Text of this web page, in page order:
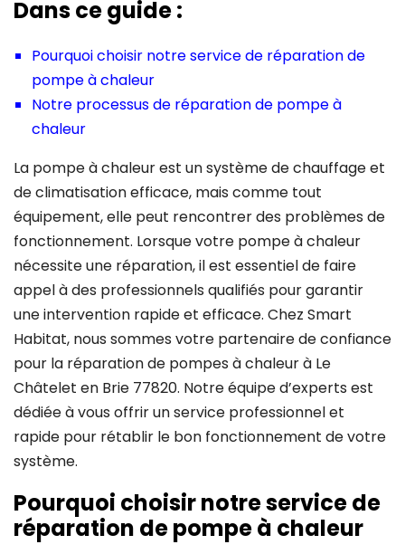
Dans ce guide :
Pourquoi choisir notre service de réparation de
pompe à chaleur
Notre processus de réparation de pompe à
chaleur
La pompe à chaleur est un système de chauffage et
de climatisation efficace, mais comme tout
équipement, elle peut rencontrer des problèmes de
fonctionnement. Lorsque votre pompe à chaleur
nécessite une réparation, il est essentiel de faire
appel à des professionnels qualifiés pour garantir
une intervention rapide et efficace. Chez Smart
Habitat, nous sommes votre partenaire de confiance
pour la réparation de pompes à chaleur à Le
Châtelet en Brie 77820. Notre équipe d’experts est
dédiée à vous offrir un service professionnel et
rapide pour rétablir le bon fonctionnement de votre
système.
Pourquoi choisir notre service de
réparation de pompe à chaleur